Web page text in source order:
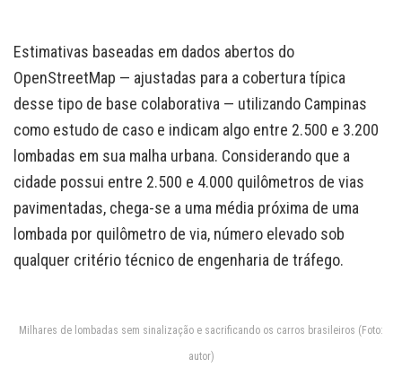
Estimativas baseadas em dados abertos do
OpenStreetMap — ajustadas para a cobertura típica
desse tipo de base colaborativa — utilizando Campinas
como estudo de caso e indicam algo entre 2.500 e 3.200
lombadas em sua malha urbana. Considerando que a
cidade possui entre 2.500 e 4.000 quilômetros de vias
pavimentadas, chega-se a uma média próxima de uma
lombada por quilômetro de via, número elevado sob
qualquer critério técnico de engenharia de tráfego.
Milhares de lombadas sem sinalização e sacrificando os carros brasileiros (Foto:
autor)